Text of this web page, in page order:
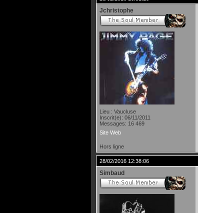
Jchristophe
Lieu : Vaucluse
Inscrit(e): 06/11/2011
Messages: 16 469
Site Web
Hors ligne
28/02/2016 12:38:06
Simbaud